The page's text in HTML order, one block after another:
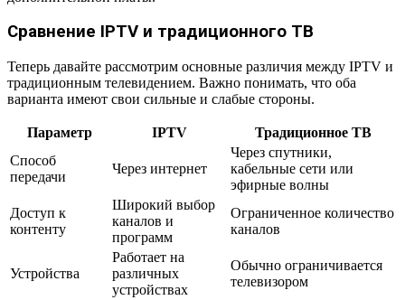
Сравнение IPTV и традиционного ТВ
Теперь давайте рассмотрим основные различия между IPTV и
традиционным телевидением. Важно понимать, что оба
варианта имеют свои сильные и слабые стороны.
Параметр IPTV
Традиционное ТВ
Способ
передачи
Через интернет
Через спутники,
кабельные сети или
эфирные волны
Доступ к
контенту
Широкий выбор
каналов и
программ
Ограниченное количество
каналов
Устройства
Работает на
различных
устройствах
Обычно ограничивается
телевизором